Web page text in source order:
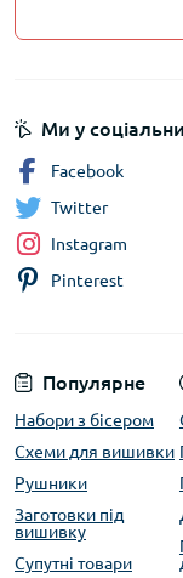
Популярне
Набори з бісером
Схеми для вишивки
Рушники
Заготовки під
вишивку
Супутні товари
Ми у
Facebook
Twitter
Instagram
Pinterest